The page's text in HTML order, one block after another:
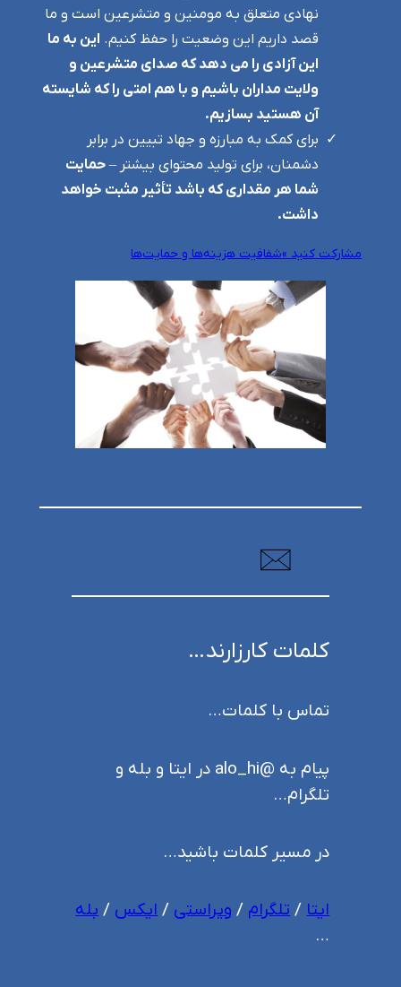
نهادی متعلق به مومنین و متشرعین است و ما
قصد داریم این وضعیت را حفظ کنیم. این به ما
این آزادی را می دهد که صدای متشرعین و
ولایت مداران باشیم و با هم امتی را که شایسته
آن هستید بسازیم.
برای کمک به مبارزه و جهاد تبیین در برابر
دشمنان، برای تولید محتوای بیشتر – حمایت
شما هر مقداری که باشد تأثیر مثبت خواهد
داشت.
مشارکت کنید »شفافیت هزینه‌ها و حمایت‌ها
کلمات کارزارند…
تماس با کلمات…
پیام به @alo_hi در ایتا و بله و
تلگرام…
در مسیر کلمات باشید…
ایتا/تلگرام / ویراستی /ایکس /بله
…